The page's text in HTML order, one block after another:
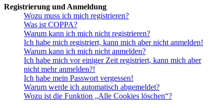
Registrierung und Anmeldung
Wozu muss ich mich registrieren?
Was ist COPPA?
Warum kann ich mich nicht registrieren?
Ich habe mich registriert, kann mich aber nicht anmelden!
Warum kann ich mich nicht anmelden?
Ich habe mich vor einiger Zeit registriert, kann mich aber
nicht mehr anmelden?!
Ich habe mein Passwort vergessen!
Warum werde ich automatisch abgemeldet?
Wozu ist die Funktion „Alle Cookies löschen“?